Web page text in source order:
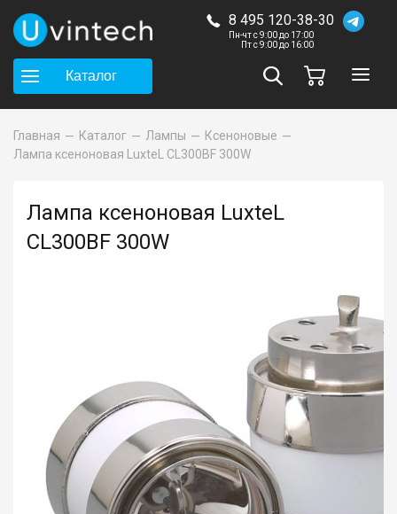
8 495 120-38-30
Пн-чт с 9:00 до 17:00
Пт с 9:00 до 16:00
Каталог
Главная Каталог Лампы
Ксеноновые
Лампа ксеноновая LuxteL CL300BF 300W
Лампа ксеноновая LuxteL
CL300BF 300W